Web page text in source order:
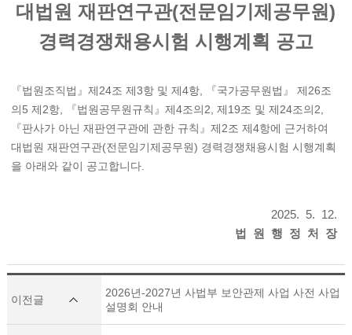
대법원 재판연구관(전문임기제공무원)
경력경쟁채용시험 시행계획 공고
『법원조직법』제24조 제3항 및 제4항, 『국가공무원법』 제26조
의5 제2항, 『법원공무원규칙』제4조의2, 제19조 및 제24조의2,
『판사가 아닌 재판연구관에 관한 규칙』제2조 제4항에 근거하여
대법원 재판연구관(전문임기제공무원) 경력경쟁채용시험 시행계획
을 아래와 같이 공고합니다.
2025. 5. 12.
법 원 행 정 처 장
이전글
2026년-2027년 사법부 보안관제 사업 사전 사업
설명회 안내